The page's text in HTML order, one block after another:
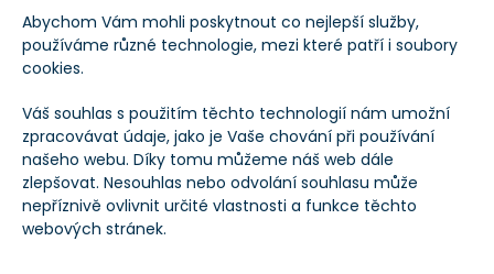
Abychom Vám mohli poskytnout co nejlepší služby,
používáme různé technologie, mezi které patří i soubory
cookies.
Váš souhlas s použitím těchto technologií nám umožní
zpracovávat údaje, jako je Vaše chování při používání
našeho webu. Díky tomu můžeme náš web dále
zlepšovat. Nesouhlas nebo odvolání souhlasu může
nepříznivě ovlivnit určité vlastnosti a funkce těchto
webových stránek.
konkrétním účelem.
Například na provozní rezervu, plánované výdaje
čistě v záměru.
Chyba číslo 4: Slabá diverzifikace